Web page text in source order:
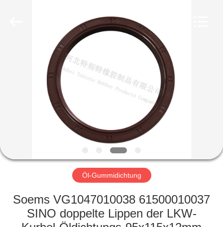
PRODUKTE
FABRIK-
QUALITÄTSKONTROLLE
Öl-Gummidichtung
Soems VG1047010038 61500010037
SINO doppelte Lippen der LKW-